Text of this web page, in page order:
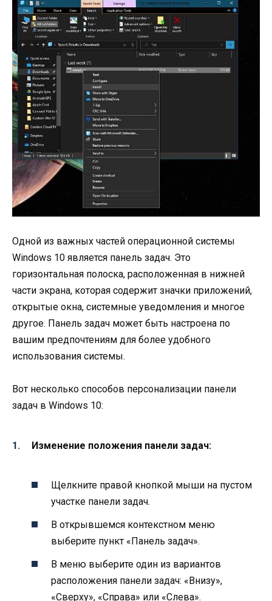
Одной из важных частей операционной системы
Windows 10 является панель задач. Это
горизонтальная полоска, расположенная в нижней
части экрана, которая содержит значки приложений,
открытые окна, системные уведомления и многое
другое. Панель задач может быть настроена по
вашим предпочтениям для более удобного
использования системы.
Вот несколько способов персонализации панели
задач в Windows 10:
Изменение положения панели задач:
Щелкните правой кнопкой мыши на пустом
участке панели задач.
В открывшемся контекстном меню
выберите пункт «Панель задач».
В меню выберите один из вариантов
расположения панели задач: «Внизу»,
«Сверху», «Справа» или «Слева».